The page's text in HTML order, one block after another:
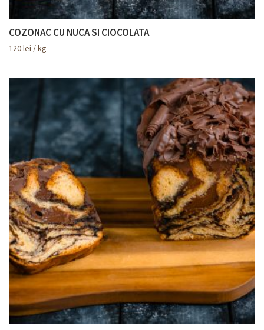
COZONAC CU NUCA SI CIOCOLATA
120lei / kg